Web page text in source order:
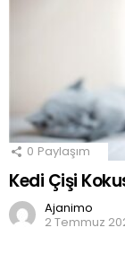
0 Paylaşım
Kedi Çişi
Ajanimo
2 Temmuz